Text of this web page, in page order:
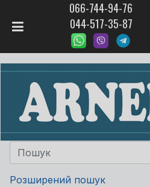
066-744-94-76
044-517-35-87
Розширений пошук